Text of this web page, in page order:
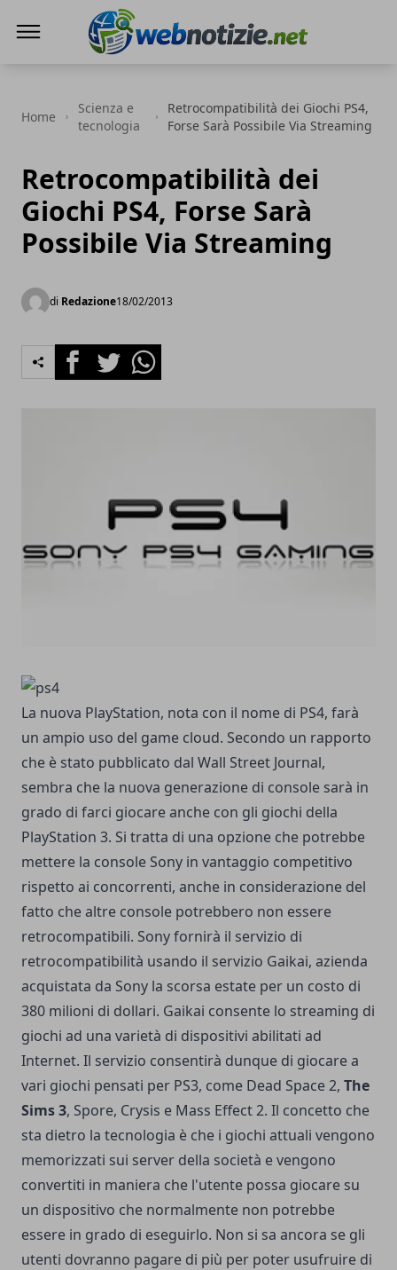
Home
Scienza e
tecnologia
Retrocompatibilità dei Giochi PS4,
Forse Sarà Possibile Via Streaming
Retrocompatibilità dei
Giochi PS4, Forse Sarà
Possibile Via Streaming
di Redazione18/02/2013
FacebookTwitterWhatsapp
La nuova PlayStation, nota con il nome di PS4, farà
un ampio uso del game cloud. Secondo un rapporto
che è stato pubblicato dal Wall Street Journal,
sembra che la nuova generazione di console sarà in
grado di farci giocare anche con gli giochi della
PlayStation 3. Si tratta di una opzione che potrebbe
mettere la console Sony in vantaggio competitivo
rispetto ai concorrenti, anche in considerazione del
fatto che altre console potrebbero non essere
retrocompatibili. Sony fornirà il servizio di
retrocompatibilità usando il servizio Gaikai, azienda
acquistata da Sony la scorsa estate per un costo di
380 milioni di dollari. Gaikai consente lo streaming di
giochi ad una varietà di dispositivi abilitati ad
Internet. Il servizio consentirà dunque di giocare a
vari giochi pensati per PS3, come Dead Space 2, The
Sims 3, Spore, Crysis e Mass Effect 2. Il concetto che
sta dietro la tecnologia è che i giochi attuali vengono
memorizzati sui server della società e vengono
convertiti in maniera che l'utente possa giocare su
un dispositivo che normalmente non potrebbe
essere in grado di eseguirlo. Non si sa ancora se gli
utenti dovranno pagare di più per poter usufruire di